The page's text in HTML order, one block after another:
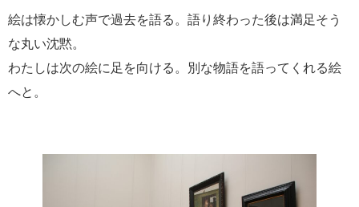
絵は懐かしむ声で過去を語る。語り終わった後は満足そう
な丸い沈黙。
わたしは次の絵に足を向ける。別な物語を語ってくれる絵
へと。